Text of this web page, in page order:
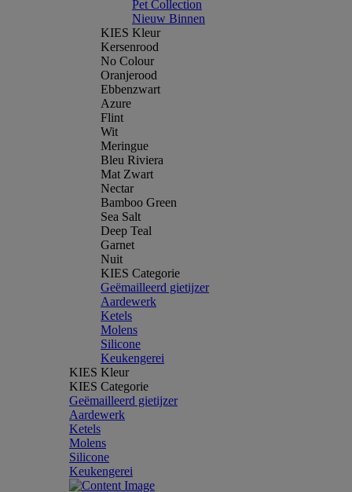
Pet Collection
Nieuw Binnen
KIES Kleur
Kersenrood
No Colour
Oranjerood
Ebbenzwart
Azure
Flint
Wit
Meringue
Bleu Riviera
Mat Zwart
Nectar
Bamboo Green
Sea Salt
Deep Teal
Garnet
Nuit
KIES Categorie
Geëmailleerd gietijzer
Aardewerk
Ketels
Molens
Silicone
Keukengerei
KIES Kleur
KIES Categorie
Geëmailleerd gietijzer
Aardewerk
Ketels
Molens
Silicone
Keukengerei